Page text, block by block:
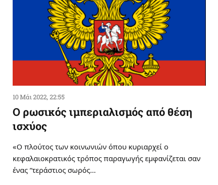
10 Μάι 2022, 22:55
Ο ρωσικός ιμπεριαλισμός από θέση
ισχύος
«Ο πλούτος των κοινωνιών όπου κυριαρχεί ο
κεφαλαιοκρατικός τρόπος παραγωγής εμφανίζεται σαν
ένας “τεράστιος σωρός…